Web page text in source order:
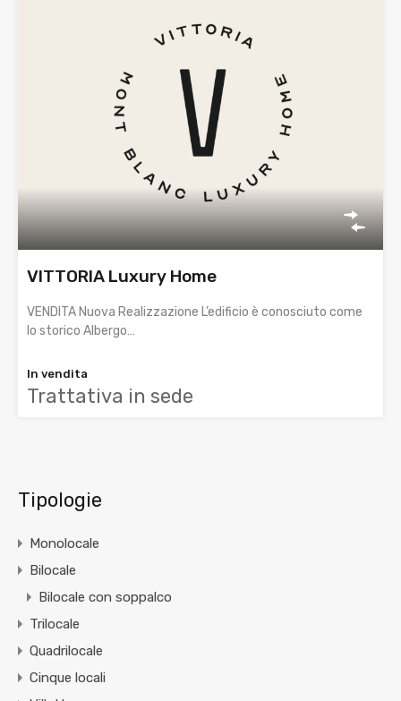
VITTORIA Luxury Home
VENDITA Nuova Realizzazione L’edificio è conosciuto come
lo storico Albergo…
In vendita
Trattativa in sede
Tipologie
Monolocale
Bilocale
Bilocale con soppalco
Trilocale
Quadrilocale
Cinque locali